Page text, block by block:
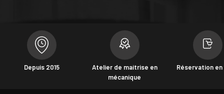
Depuis 2015
Atelier de maitrise en
mécanique
Réservation en